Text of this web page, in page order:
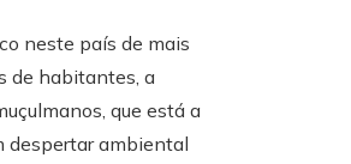
neste país de mais
de habitantes, a
que está a
despertar ambiental